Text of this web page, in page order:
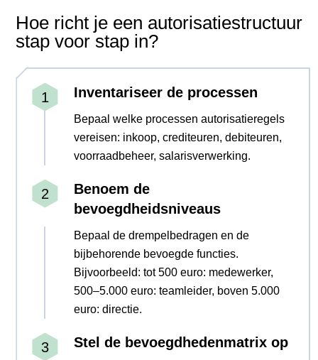
Hoe richt je een autorisatiestructuur
stap voor stap in?
Inventariseer de processen
Bepaal welke processen autorisatieregels
vereisen: inkoop, crediteuren, debiteuren,
voorraadbeheer, salarisverwerking.
Benoem de
bevoegdheidsniveaus
Bepaal de drempelbedragen en de
bijbehorende bevoegde functies.
Bijvoorbeeld: tot 500 euro: medewerker,
500–5.000 euro: teamleider, boven 5.000
euro: directie.
Stel de bevoegdhedenmatrix op